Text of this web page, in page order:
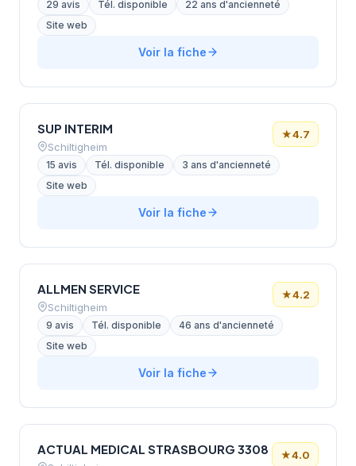
29 avis Tél. disponible
22 ans d'ancienneté
Site web
Voir la fiche
SUP INTERIM
Schiltigheim
★4.7
15 avis Tél. disponible
3 ans d'ancienneté
Site web
Voir la fiche
ALLMEN SERVICE
Schiltigheim
★4.2
9 avis Tél. disponible
46 ans d'ancienneté
Site web
Voir la fiche
ACTUAL MEDICAL STRASBOURG 3308 ★4.0